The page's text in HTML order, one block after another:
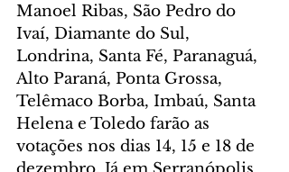
Manoel Ribas, São Pedro do
Ivaí, Diamante do Sul,
Londrina, Santa Fé, Paranaguá,
Alto Paraná, Ponta Grossa,
Telêmaco Borba, Imbaú, Santa
Helena e Toledo farão as
votações nos dias 14, 15 e 18 de